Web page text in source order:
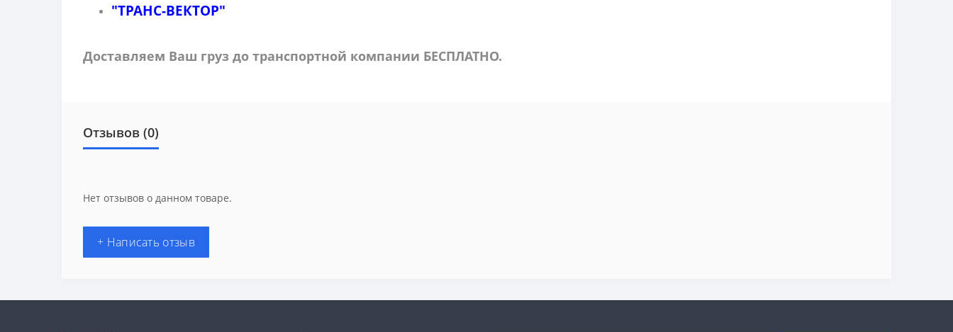
"ТРАНС-ВЕКТОР"
Доставляем Ваш груз до транспортной компании БЕСПЛАТНО.
Отзывов (0)
Нет отзывов о данном товаре.
+ Написать отзыв